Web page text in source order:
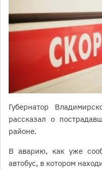
Губернатор
рассказал о
районе.
В аварию, как уже
автобус, в котором